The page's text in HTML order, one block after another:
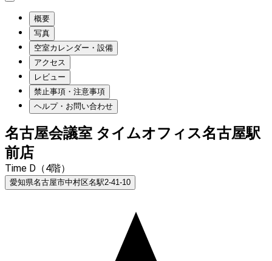
概要
写真
空室カレンダー・設備
アクセス
レビュー
禁止事項・注意事項
ヘルプ・お問い合わせ
名古屋会議室 タイムオフィス名古屋駅
前店
Time D（4階）
愛知県名古屋市中村区名駅2-41-10